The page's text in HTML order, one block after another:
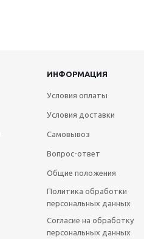
ИНФОРМАЦИЯ
Условия оплаты
Условия доставки
Самовывоз
Вопрос-ответ
Общие положения
Политика обработки
персональных данных
Согласие на обработку
персональных данных